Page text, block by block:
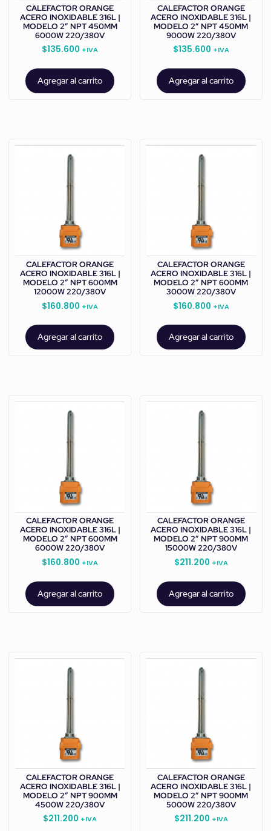
CALEFACTOR ORANGE
ACERO INOXIDABLE 316L |
MODELO 2” NPT 450MM
6000W 220/380V
$135.600 +IVA
Agregar al carrito
CALEFACTOR ORANGE
ACERO INOXIDABLE 316L |
MODELO 2” NPT 450MM
9000W 220/380V
$135.600 +IVA
Agregar al carrito
CALEFACTOR ORANGE
ACERO INOXIDABLE 316L |
MODELO 2” NPT 600MM
12000W 220/380V
$160.800 +IVA
Agregar al carrito
CALEFACTOR ORANGE
ACERO INOXIDABLE 316L |
MODELO 2” NPT 600MM
3000W 220/380V
$160.800 +IVA
Agregar al carrito
CALEFACTOR ORANGE
ACERO INOXIDABLE 316L |
MODELO 2” NPT 600MM
6000W 220/380V
$160.800 +IVA
Agregar al carrito
CALEFACTOR ORANGE
ACERO INOXIDABLE 316L |
MODELO 2” NPT 900MM
15000W 220/380V
$211.200 +IVA
Agregar al carrito
CALEFACTOR ORANGE
ACERO INOXIDABLE 316L |
MODELO 2” NPT 900MM
4500W 220/380V
$211.200 +IVA
CALEFACTOR ORANGE
ACERO INOXIDABLE 316L |
MODELO 2” NPT 900MM
5000W 220/380V
$211.200 +IVA